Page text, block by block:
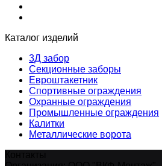
Каталог изделий
3Д забор
Секционные заборы
Евроштакетник
Спортивные ограждения
Охранные ограждения
Промышленные ограждения
Калитки
Металлические ворота